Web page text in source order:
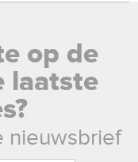
op de
laatste
nieuwsbrief